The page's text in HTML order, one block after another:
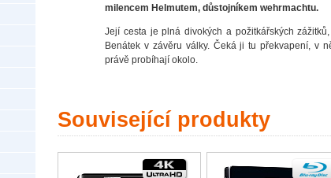
milencem Helmutem, důstojníkem wehrmachtu.
Její cesta je plná divokých a požitkářských
Benátek v závěru války. Čeká ji tu překvapení, v
právě probíhají okolo.
Související produkty